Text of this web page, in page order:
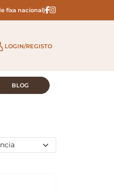
fixa nacional)
LOGIN/REGISTO
BLOG